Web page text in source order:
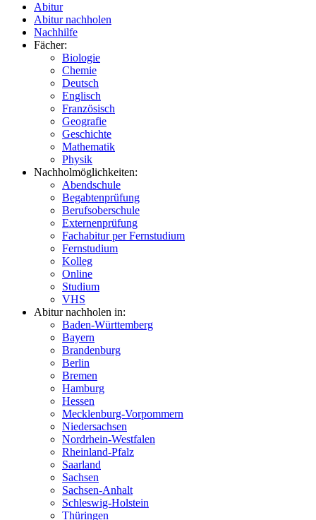
Abitur
Abitur nachholen
Nachhilfe
Fächer:
Biologie
Chemie
Deutsch
Englisch
Französisch
Geografie
Geschichte
Mathematik
Physik
Nachholmöglichkeiten:
Abendschule
Begabtenprüfung
Berufsoberschule
Externenprüfung
Fachabitur per Fernstudium
Fernstudium
Kolleg
Online
Studium
VHS
Abitur nachholen in:
Baden-Württemberg
Bayern
Brandenburg
Berlin
Bremen
Hamburg
Hessen
Mecklenburg-Vorpommern
Niedersachsen
Nordrhein-Westfalen
Rheinland-Pfalz
Saarland
Sachsen
Sachsen-Anhalt
Schleswig-Holstein
Thüringen